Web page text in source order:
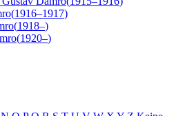
(1916–1917)
(1918–)
(1920–)